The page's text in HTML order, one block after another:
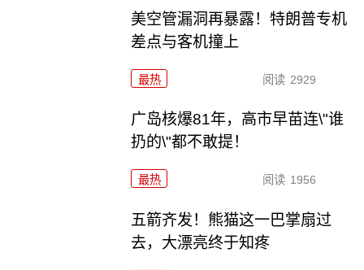
美空管漏洞再暴露！特朗普专机
差点与客机撞上
最热 阅读 2929
广岛核爆81年，高市早苗连\"谁
扔的\"都不敢提！
最热 阅读 1956
五箭齐发！熊猫这一巴掌扇过
去，大漂亮终于知疼